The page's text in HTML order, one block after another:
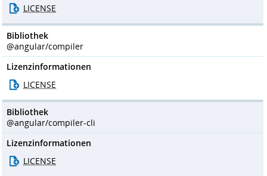
LICENSE
Bibliothek
@angular/compiler
Lizenzinformationen
LICENSE
Bibliothek
@angular/compiler-cli
Lizenzinformationen
LICENSE